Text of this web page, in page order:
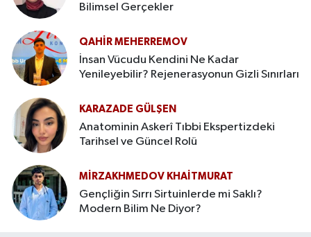
Bilimsel Gerçekler
QAHIR MEHERREMOV
İnsan Vücudu Kendini Ne Kadar
Yenileyebilir? Rejenerasyonun Gizli Sınırları
KARAZADE GÜLŞEN
Anatominin Askerî Tıbbi Ekspertizdeki
Tarihsel ve Güncel Rolü
MIRZAKHMEDOV KHAİTMURAT
Gençliğin Sırrı Sirtuinlerde mi Saklı?
Modern Bilim Ne Diyor?